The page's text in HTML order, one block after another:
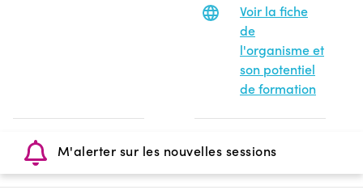
Voir la fiche
de
l'organisme et
son potentiel
de formation
M'alerter sur les nouvelles sessions